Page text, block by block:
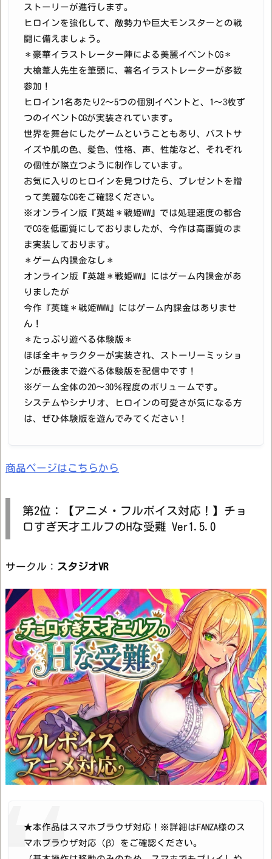
ストーリーが進行します。
ヒロインを強化して、敵勢力や巨大モンスターとの戦
闘に備えましょう。
＊豪華イラストレーター陣による美麗イベントCG＊
大槍葦人先生を筆頭に、著名イラストレーターが多数
参加！
ヒロイン1名あたり2〜5つの個別イベントと、1〜3枚ず
つのイベントCGが実装されています。
世界を舞台にしたゲームということもあり、バストサ
イズや肌の色、髪色、性格、声、性能など、それぞれ
の個性が際立つように制作しています。
お気に入りのヒロインを見つけたら、プレゼントを贈
って美麗なCGをご確認ください。
※オンライン版『英雄＊戦姫WW』では処理速度の都合
でCGを低画質にしておりましたが、今作は高画質のま
ま実装しております。
＊ゲーム内課金なし＊
オンライン版『英雄＊戦姫WW』にはゲーム内課金があ
りましたが
今作『英雄＊戦姫WWW』にはゲーム内課金はありませ
ん！
＊たっぷり遊べる体験版＊
ほぼ全キャラクターが実装され、ストーリーミッショ
ンが最後まで遊べる体験版を配信中です！
※ゲーム全体の20〜30％程度のボリュームです。
システムやシナリオ、ヒロインの可愛さが気になる方
は、ぜひ体験版を遊んでみてください！
商品ページはこちらから
第2位：【アニメ・フルボイス対応！】チョ
ロすぎ天才エルフのHな受難 Ver1.5.0
サークル： スタジオVR
★本作品はスマホブラウザ対応！※詳細はFANZA様のス
マホブラウザ対応（β）をご確認ください。